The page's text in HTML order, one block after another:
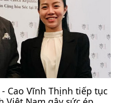
Cao Vĩnh Thịnh tiếp tục